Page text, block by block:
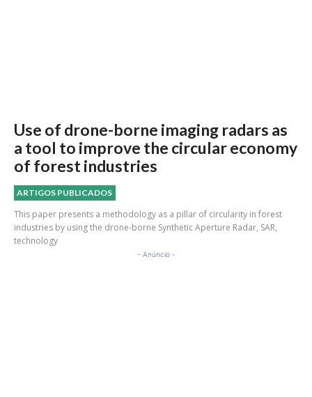
Use of drone-borne imaging radars as
a tool to improve the circular economy
of forest industries
ARTIGOS PUBLICADOS
This paper presents a methodology as a pillar of circularity in forest
industries by using the drone-borne Synthetic Aperture Radar, SAR,
technology
- Anúncio -